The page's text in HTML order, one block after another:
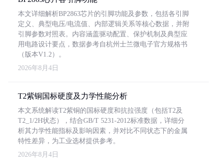
本文详细解析BP2863芯片的引脚功能及参数，包括各引脚
定义、典型电压/电流值、内部逻辑关系等核心数据，并附
引脚参数对照表。内容涵盖驱动配置、保护机制及典型应
用电路设计要点，数据参考自杭州士兰微电子官方规格书
（版本V1.2）。
2026年8月4日
T2紫铜国标硬度及力学性能分析
本文系统解读T2紫铜的国标硬度和抗拉强度（包括T2及
T2_1/2H状态），结合GB/T 5231-2012标准数据，详细分
析其力学性能指标及影响因素，并对比不同状态下的金属
特性差异，为工业选材提供参考。
2026年8月4日